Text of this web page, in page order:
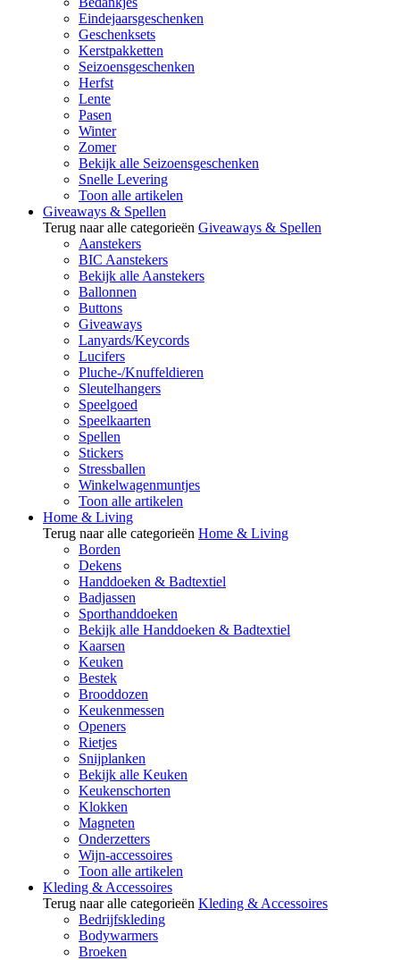
Eindejaarsgeschenken
Geschenksets
Kerstpakketten
Seizoensgeschenken
Herfst
Lente
Pasen
Winter
Zomer
Bekijk alle Seizoensgeschenken
Snelle Levering
Toon alle artikelen
Giveaways & Spellen
Terug naar alle categorieën Giveaways & Spellen
Aanstekers
BIC Aanstekers
Bekijk alle Aanstekers
Ballonnen
Buttons
Giveaways
Lanyards/Keycords
Lucifers
Pluche-/Knuffeldieren
Sleutelhangers
Speelgoed
Speelkaarten
Spellen
Stickers
Stressballen
Winkelwagenmuntjes
Toon alle artikelen
Home & Living
Terug naar alle categorieën Home & Living
Borden
Dekens
Handdoeken & Badtextiel
Badjassen
Sporthanddoeken
Bekijk alle Handdoeken & Badtextiel
Kaarsen
Keuken
Bestek
Brooddozen
Keukenmessen
Openers
Rietjes
Snijplanken
Bekijk alle Keuken
Keukenschorten
Klokken
Magneten
Onderzetters
Wijn-accessoires
Toon alle artikelen
Kleding & Accessoires
Terug naar alle categorieën Kleding & Accessoires
Bedrijfskleding
Bodywarmers
Broeken